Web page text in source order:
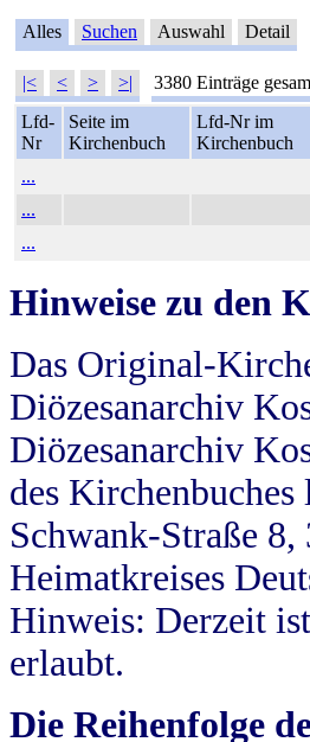
Alles Suchen Auswahl Detail
|< < > >| 3380 Einträge
Lfd-
Nr
Seite im
Kirchenbuch
Lfd-Nr im
Kirchenbuch
...
...
...
Hinweise zu den
Das Original-
Diözesanarchiv
Diözesanarchiv
des
Schwank-Straße
Heimatkreises
Hinweis: Derzeit
erlaubt.
Die Reihenfolge